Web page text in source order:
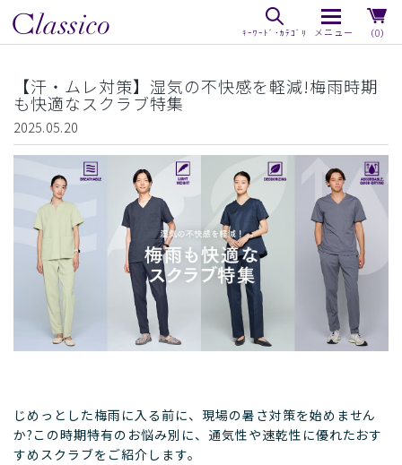
（0）
【汗・ムレ対策】湿気の不快感を軽減!梅雨時期
も快適なスクラブ特集
2025.05.20
じめっとした梅雨に入る前に、現場の暑さ対策を始めません
か?この時期特有のお悩み別に、通気性や速乾性に優れたおす
すめスクラブをご紹介します。